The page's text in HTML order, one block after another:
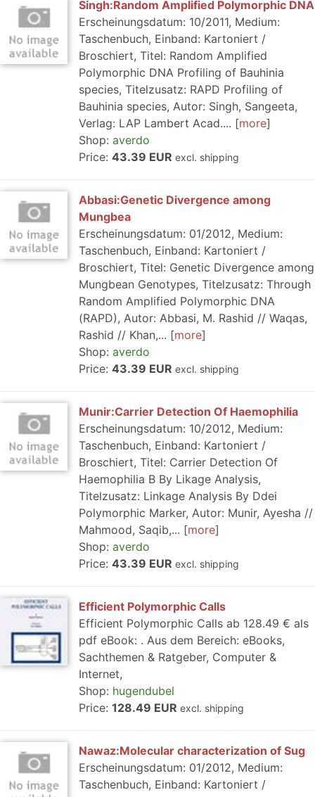
Singh:Random Amplified Polymorphic DNA
Erscheinungsdatum: 10/2011, Medium:
Taschenbuch, Einband: Kartoniert /
Broschiert, Titel: Random Amplified
Polymorphic DNA Profiling of Bauhinia
species, Titelzusatz: RAPD Profiling of
Bauhinia species, Autor: Singh, Sangeeta,
Verlag: LAP Lambert Acad....
more
Shop: averdo
Price: 43.39 EUR excl. shipping
Abbasi:Genetic Divergence among
Mungbea
Erscheinungsdatum: 01/2012, Medium:
Taschenbuch, Einband: Kartoniert /
Broschiert, Titel: Genetic Divergence among
Mungbean Genotypes, Titelzusatz: Through
Random Amplified Polymorphic DNA
(RAPD), Autor: Abbasi, M. Rashid // Waqas,
Rashid // Khan,...
more
Shop: averdo
Price: 43.39 EUR excl. shipping
Munir:Carrier Detection Of Haemophilia
Erscheinungsdatum: 10/2012, Medium:
Taschenbuch, Einband: Kartoniert /
Broschiert, Titel: Carrier Detection Of
Haemophilia B By Likage Analysis,
Titelzusatz: Linkage Analysis By Ddei
Polymorphic Marker, Autor: Munir, Ayesha //
Mahmood, Saqib,...
more
Shop: averdo
Price: 43.39 EUR excl. shipping
Efficient Polymorphic Calls
Efficient Polymorphic Calls ab 128.49 € als
pdf eBook: . Aus dem Bereich: eBooks,
Sachthemen & Ratgeber, Computer &
Internet,
Shop: hugendubel
Price: 128.49 EUR excl. shipping
Nawaz:Molecular characterization of Sug
Erscheinungsdatum: 01/2012, Medium:
Taschenbuch, Einband: Kartoniert /